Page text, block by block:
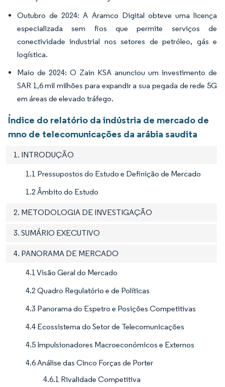
Outubro de 2024: A Aramco Digital obteve uma licença
especializada sem fios que permite serviços de
conectividade industrial nos setores de petróleo, gás e
logística.
Maio de 2024: O Zain KSA anunciou um investimento de
SAR 1,6 mil milhões para expandir a sua pegada de rede 5G
em áreas de elevado tráfego.
Índice do relatório da indústria de mercado de
mno de telecomunicações da arábia saudita
1. INTRODUÇÃO
1.1 Pressupostos do Estudo e Definição de Mercado
1.2 Âmbito do Estudo
2. METODOLOGIA DE INVESTIGAÇÃO
3. SUMÁRIO EXECUTIVO
4. PANORAMA DE MERCADO
4.1 Visão Geral do Mercado
4.2 Quadro Regulatório e de Políticas
4.3 Panorama do Espetro e Posições Competitivas
4.4 Ecossistema do Setor de Telecomunicações
4.5 Impulsionadores Macroeconómicos e Externos
4.6 Análise das Cinco Forças de Porter
4.6.1 Rivalidade Competitiva